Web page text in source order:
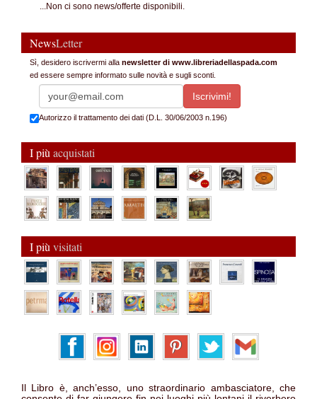
...Non ci sono news/offerte disponibili.
NewsLetter
Sì, desidero iscrivermi alla newsletter di www.libreriadellaspada.com
ed essere sempre informato sulle novità e sugli sconti.
Autorizzo il trattamento dei dati (D.L. 30/06/2003 n.196)
I più acquistati
I più visitati
Il Libro è, anch’esso, uno straordinario ambasciatore, che